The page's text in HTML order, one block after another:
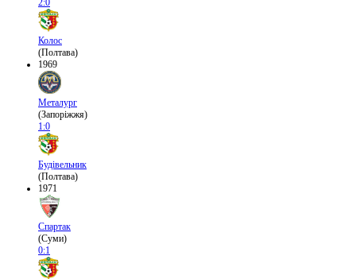
Колос
(Полтава)
1969
Металург
(Запоріжжя)
1:0
Будівельник
(Полтава)
1971
Спартак
(Суми)
0:1